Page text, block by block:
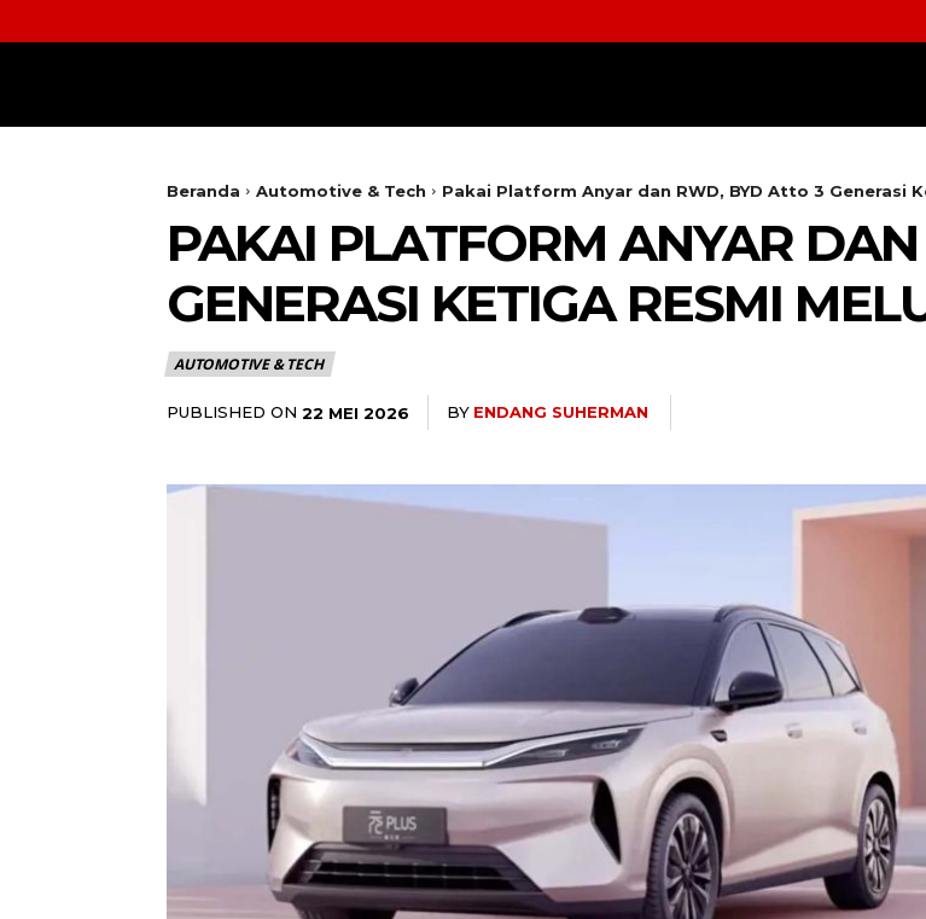
Beranda Automotive & Tech Pakai Platform Anyar dan RWD, BYD Atto 3 Generasi
PAKAI PLATFORM ANYAR
GENERASI KETIGA RESMI
AUTOMOTIVE & TECH
PUBLISHED ON 22 MEI 2026 BY ENDANG SUHERMAN